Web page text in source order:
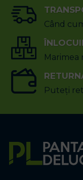
Când
Marimea
Puteți